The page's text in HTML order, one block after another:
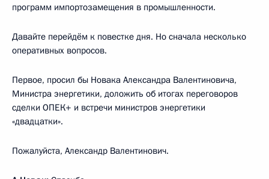
программ импортозамещения в промышленности.
Давайте перейдём к повестке дня. Но сначала несколько
оперативных вопросов.
Первое, просил бы Новака Александра Валентиновича,
Министра энергетики, доложить об итогах переговоров
сделки ОПЕК+ и встречи министров энергетики
«двадцатки».
Пожалуйста, Александр Валентинович.